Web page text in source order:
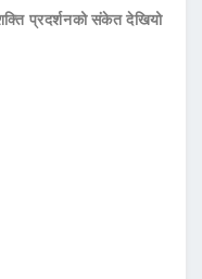
प्रदर्शनको संकेत देखियो